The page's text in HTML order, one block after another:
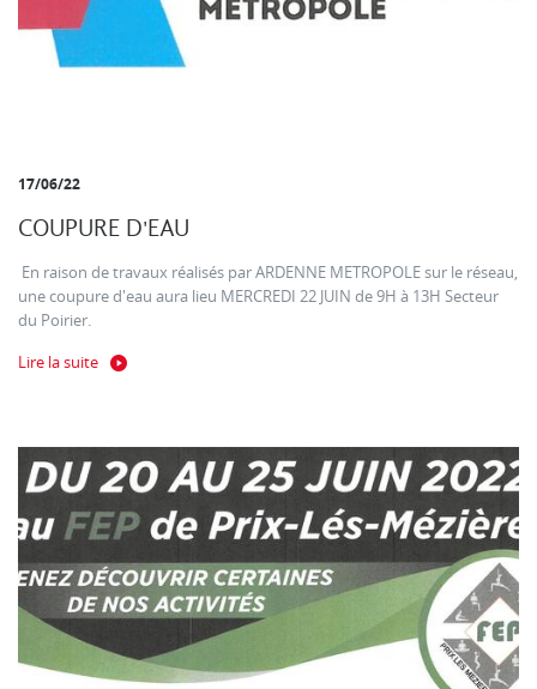
17/06/22
COUPURE D'EAU
En raison de travaux réalisés par ARDENNE METROPOLE sur le réseau,
une coupure d'eau aura lieu MERCREDI 22 JUIN de 9H à 13H Secteur
du Poirier.
Lire la suite